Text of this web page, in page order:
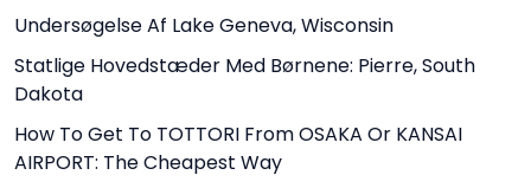
Undersøgelse Af Lake Geneva, Wisconsin
Statlige Hovedstæder Med Børnene: Pierre, South
Dakota
How To Get To TOTTORI From OSAKA Or KANSAI
AIRPORT: The Cheapest Way